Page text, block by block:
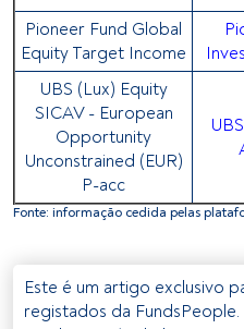
Pioneer Fund Global
Equity Target Income
UBS (Lux) Equity
SICAV - European
Opportunity
Unconstrained (EUR)
P-acc
Fonte: informação cedida pelas
Este é um artigo exclusivo
registados da